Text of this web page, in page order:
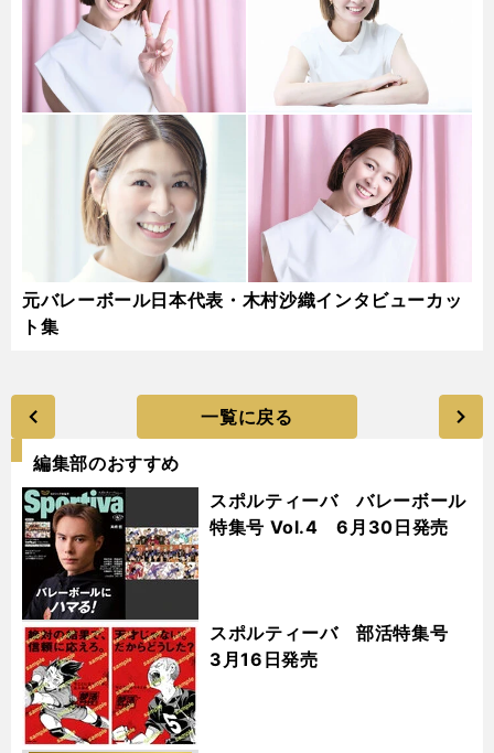
元バレーボール日本代表・木村沙織インタビューカッ
ト集
一覧に戻る
編集部のおすすめ
スポルティーバ バレーボール
特集号 Vol.4 6月30日発売
スポルティーバ 部活特集号
3月16日発売